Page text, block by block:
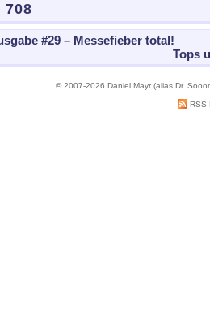
708
#29 – Messefieber total!
Tops
© 2007-2026 Daniel Mayr (alias Dr.